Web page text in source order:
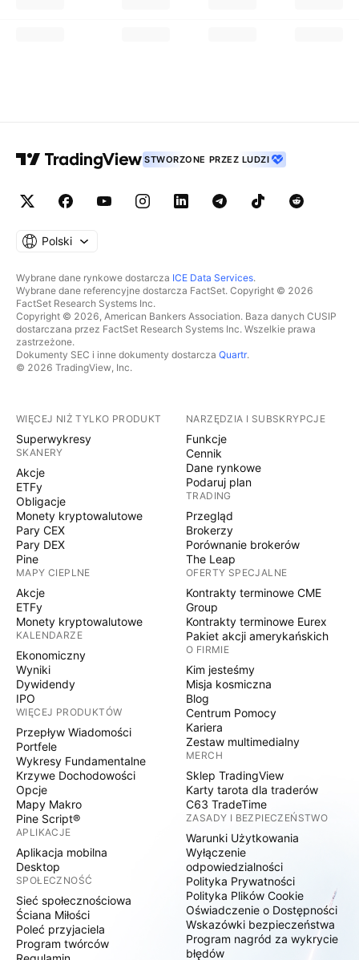
STWORZONE PRZEZ LUDZI
Polski
Wybrane dane rynkowe dostarcza ICE Data Services.
Wybrane dane referencyjne dostarcza FactSet. Copyright © 2026
FactSet Research Systems Inc.
Copyright © 2026, American Bankers Association. Baza danych CUSIP
dostarczana przez FactSet Research Systems Inc. Wszelkie prawa
zastrzeżone.
Dokumenty SEC i inne dokumenty dostarcza Quartr.
© 2026 TradingView, Inc.
WIĘCEJ NIŻ TYLKO PRODUKT
Superwykresy
SKANERY
Akcje
ETFy
Obligacje
Monety kryptowalutowe
Pary CEX
Pary DEX
Pine
MAPY CIEPLNE
Akcje
ETFy
Monety kryptowalutowe
KALENDARZE
Ekonomiczny
Wyniki
Dywidendy
IPO
WIĘCEJ PRODUKTÓW
Przepływ Wiadomości
Portfele
Wykresy Fundamentalne
Krzywe Dochodowości
Opcje
Mapy Makro
Pine Script®
APLIKACJE
Aplikacja mobilna
Desktop
SPOŁECZNOŚĆ
Sieć społecznościowa
Ściana Miłości
Poleć przyjaciela
Program twórców
NARZĘDZIA I SUBSKRYPCJE
Funkcje
Cennik
Dane rynkowe
Podaruj plan
TRADING
Przegląd
Brokerzy
Porównanie brokerów
The Leap
OFERTY SPECJALNE
Kontrakty terminowe CME
Group
Kontrakty terminowe Eurex
Pakiet akcji amerykańskich
O FIRMIE
Kim jesteśmy
Misja kosmiczna
Blog
Centrum Pomocy
Kariera
Zestaw multimedialny
MERCH
Sklep TradingView
Karty tarota dla traderów
C63 TradeTime
ZASADY I BEZPIECZEŃSTWO
Warunki Użytkowania
Wyłączenie
odpowiedzialności
Polityka Prywatności
Polityka Plików Cookie
Oświadczenie o Dostępności
Wskazówki bezpieczeństwa
Program nagród za wykrycie
błędów